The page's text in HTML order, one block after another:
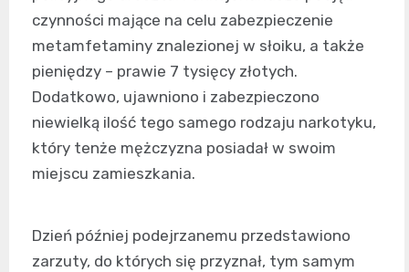
czynności mające na celu zabezpieczenie
metamfetaminy znalezionej w słoiku, a także
pieniędzy – prawie 7 tysięcy złotych.
Dodatkowo, ujawniono i zabezpieczono
niewielką ilość tego samego rodzaju narkotyku,
który tenże mężczyzna posiadał w swoim
miejscu zamieszkania.
Dzień później podejrzanemu przedstawiono
zarzuty, do których się przyznał, tym samym